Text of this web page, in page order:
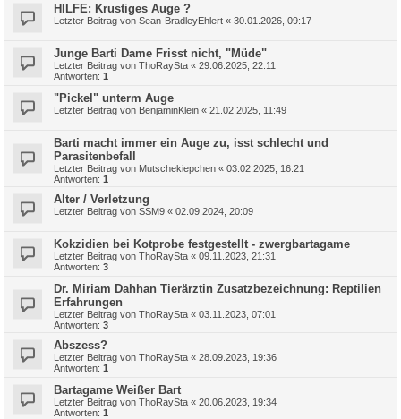
HILFE: Krustiges Auge ?
Letzter Beitrag von Sean-BradleyEhlert « 30.01.2026, 09:17
Junge Barti Dame Frisst nicht, "Müde"
Letzter Beitrag von ThoRaySta « 29.06.2025, 22:11
Antworten: 1
"Pickel" unterm Auge
Letzter Beitrag von BenjaminKlein « 21.02.2025, 11:49
Barti macht immer ein Auge zu, isst schlecht und
Parasitenbefall
Letzter Beitrag von Mutschekiepchen « 03.02.2025, 16:21
Antworten: 1
Alter / Verletzung
Letzter Beitrag von SSM9 « 02.09.2024, 20:09
Kokzidien bei Kotprobe festgestellt - zwergbartagame
Letzter Beitrag von ThoRaySta « 09.11.2023, 21:31
Antworten: 3
Dr. Miriam Dahhan Tierärztin Zusatzbezeichnung: Reptilien
Erfahrungen
Letzter Beitrag von ThoRaySta « 03.11.2023, 07:01
Antworten: 3
Abszess?
Letzter Beitrag von ThoRaySta « 28.09.2023, 19:36
Antworten: 1
Bartagame Weißer Bart
Letzter Beitrag von ThoRaySta « 20.06.2023, 19:34
Antworten: 1